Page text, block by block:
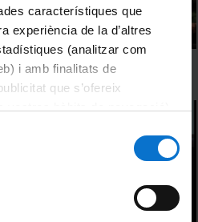
característiques que
experiència de la d’altres
(analitzar com
i amb finalitats de
que s’ofereix
del lloc web de la